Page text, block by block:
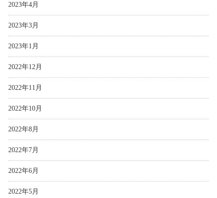
2023年4月
2023年3月
2023年1月
2022年12月
2022年11月
2022年10月
2022年8月
2022年7月
2022年6月
2022年5月